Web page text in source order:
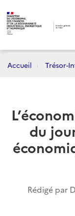
Accueil Trésor-
du
Rédigé par